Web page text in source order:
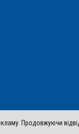
Продовжуючи